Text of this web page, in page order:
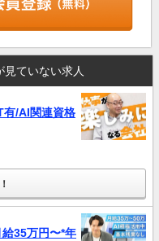
ていない求人
有/AI関連資格
35万円〜*年